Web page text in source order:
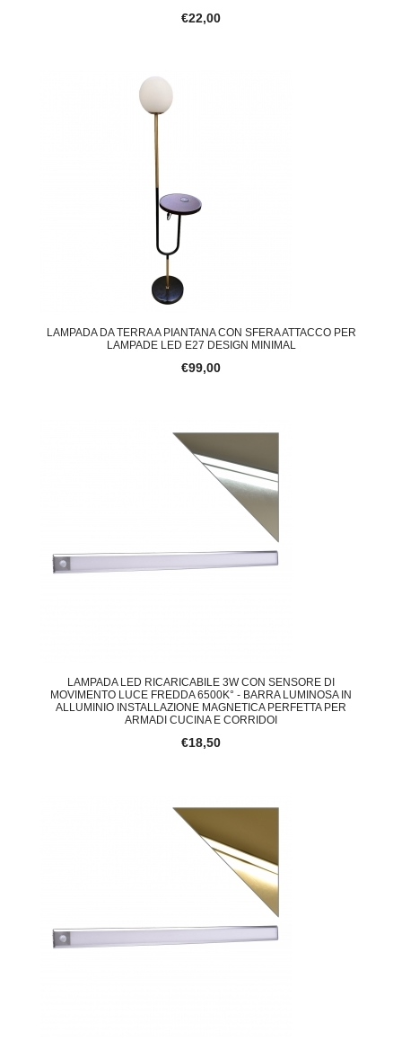
€22,00
LAMPADA DA TERRA A PIANTANA CON SFERA ATTACCO PER
LAMPADE LED E27 DESIGN MINIMAL
€99,00
LAMPADA LED RICARICABILE 3W CON SENSORE DI
MOVIMENTO LUCE FREDDA 6500K° - BARRA LUMINOSA IN
ALLUMINIO INSTALLAZIONE MAGNETICA PERFETTA PER
ARMADI CUCINA E CORRIDOI
€18,50